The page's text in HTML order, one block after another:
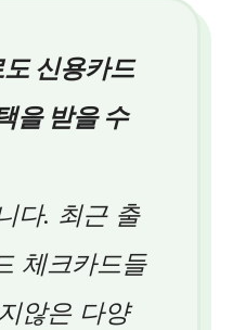
신용카드
을 받을 수
다. 최근 출
체크카드들
않은 다양